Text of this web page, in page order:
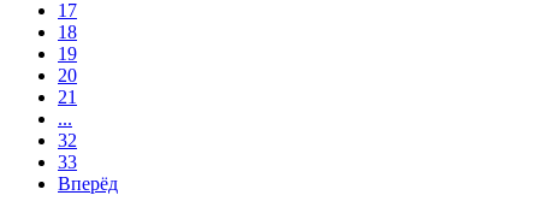
17
18
19
20
21
...
32
33
Вперёд